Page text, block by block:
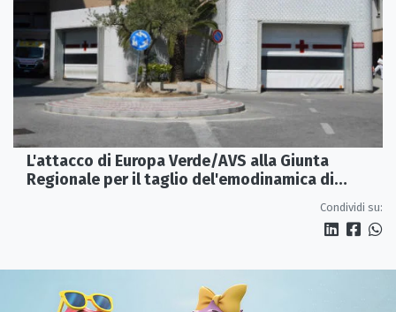
L'attacco di Europa Verde/AVS alla Giunta
Regionale per il taglio del'emodinamica di
Condividi su: